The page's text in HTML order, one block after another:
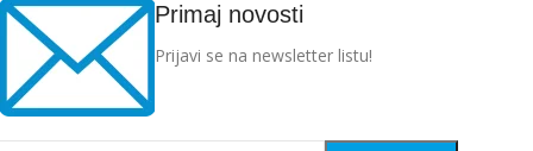
Primaj novosti
Prijavi se na newsletter listu!